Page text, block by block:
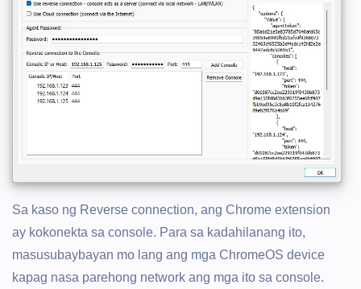
Sa kaso ng Reverse connection, ang Chrome extension
ay kokonekta sa console. Para sa kadahilanang ito,
masusubaybayan mo lang ang mga ChromeOS device
kapag nasa parehong network ang mga ito sa console.